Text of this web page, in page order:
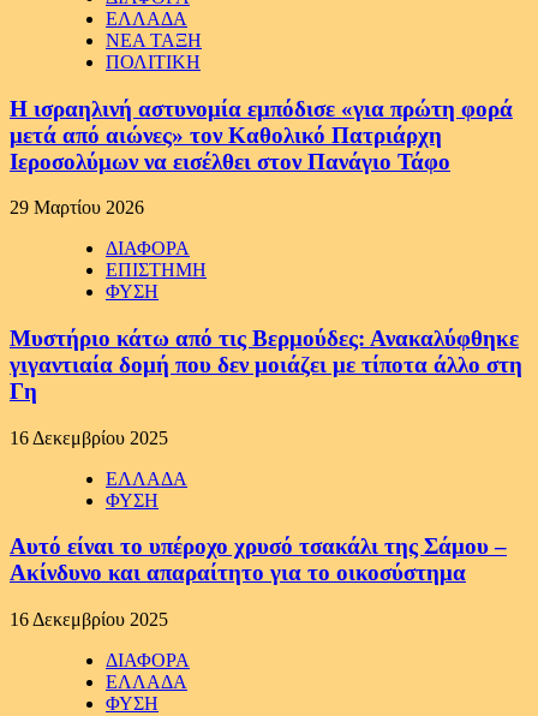
ΕΛΛΑΔΑ
ΝΕΑ ΤΑΞΗ
ΠΟΛΙΤΙΚΗ
Η ισραηλινή αστυνομία εμπόδισε «για πρώτη φορά
μετά από αιώνες» τον Καθολικό Πατριάρχη
Ιεροσολύμων να εισέλθει στον Πανάγιο Τάφο
29 Μαρτίου 2026
ΔΙΑΦΟΡΑ
ΕΠΙΣΤΗΜΗ
ΦΥΣΗ
Μυστήριο κάτω από τις Βερμούδες: Ανακαλύφθηκε
γιγαντιαία δομή που δεν μοιάζει με τίποτα άλλο στη
Γη
16 Δεκεμβρίου 2025
ΕΛΛΑΔΑ
ΦΥΣΗ
Αυτό είναι το υπέροχο χρυσό τσακάλι της Σάμου –
Ακίνδυνο και απαραίτητο για το οικοσύστημα
16 Δεκεμβρίου 2025
ΔΙΑΦΟΡΑ
ΕΛΛΑΔΑ
ΦΥΣΗ